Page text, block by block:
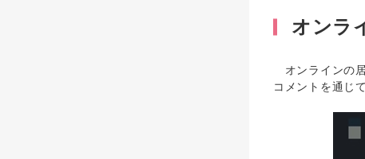
オンラ
オンラインの
コメントを通じ